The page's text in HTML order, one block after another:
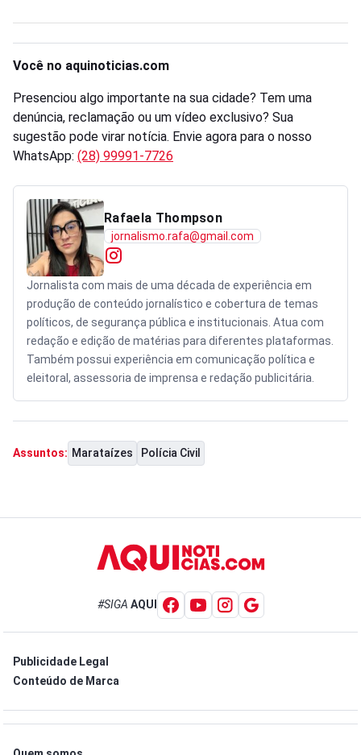
Você no aquinoticias.com
Presenciou algo importante na sua cidade? Tem uma
denúncia, reclamação ou um vídeo exclusivo? Sua
sugestão pode virar notícia. Envie agora para o nosso
WhatsApp: (28) 99991-7726
Rafaela Thompson
jornalismo.rafa@gmail.com
Jornalista com mais de uma década de experiência em
produção de conteúdo jornalístico e cobertura de temas
políticos, de segurança pública e institucionais. Atua com
redação e edição de matérias para diferentes plataformas.
Também possui experiência em comunicação política e
eleitoral, assessoria de imprensa e redação publicitária.
Assuntos: Marataízes Polícia Civil
#SIGA AQUI
Publicidade Legal
Conteúdo de Marca